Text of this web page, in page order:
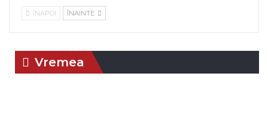
ÎNAPOI ÎNAINTE
Vremea